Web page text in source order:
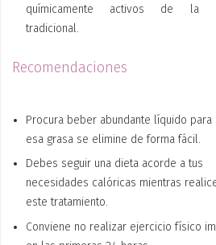
químicamente activos de la
tradicional.
Recomendaciones
Procura beber abundante líquido para
esa grasa se elimine de forma fácil.
Debes seguir una dieta acorde a tus
necesidades calóricas mientras
este tratamiento.
Conviene no realizar ejercicio físico